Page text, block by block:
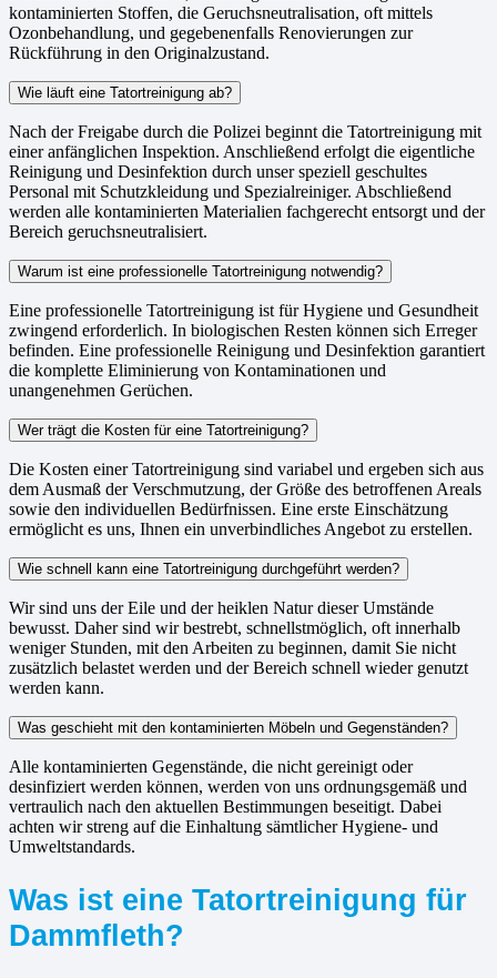
kontaminierten Stoffen, die Geruchsneutralisation, oft mittels
Ozonbehandlung, und gegebenenfalls Renovierungen zur
Rückführung in den Originalzustand.
Wie läuft eine Tatortreinigung ab?
Nach der Freigabe durch die Polizei beginnt die Tatortreinigung mit
einer anfänglichen Inspektion. Anschließend erfolgt die eigentliche
Reinigung und Desinfektion durch unser speziell geschultes
Personal mit Schutzkleidung und Spezialreiniger. Abschließend
werden alle kontaminierten Materialien fachgerecht entsorgt und der
Bereich geruchsneutralisiert.
Warum ist eine professionelle Tatortreinigung notwendig?
Eine professionelle Tatortreinigung ist für Hygiene und Gesundheit
zwingend erforderlich. In biologischen Resten können sich Erreger
befinden. Eine professionelle Reinigung und Desinfektion garantiert
die komplette Eliminierung von Kontaminationen und
unangenehmen Gerüchen.
Wer trägt die Kosten für eine Tatortreinigung?
Die Kosten einer Tatortreinigung sind variabel und ergeben sich aus
dem Ausmaß der Verschmutzung, der Größe des betroffenen Areals
sowie den individuellen Bedürfnissen. Eine erste Einschätzung
ermöglicht es uns, Ihnen ein unverbindliches Angebot zu erstellen.
Wie schnell kann eine Tatortreinigung durchgeführt werden?
Wir sind uns der Eile und der heiklen Natur dieser Umstände
bewusst. Daher sind wir bestrebt, schnellstmöglich, oft innerhalb
weniger Stunden, mit den Arbeiten zu beginnen, damit Sie nicht
zusätzlich belastet werden und der Bereich schnell wieder genutzt
werden kann.
Was geschieht mit den kontaminierten Möbeln und Gegenständen?
Alle kontaminierten Gegenstände, die nicht gereinigt oder
desinfiziert werden können, werden von uns ordnungsgemäß und
vertraulich nach den aktuellen Bestimmungen beseitigt. Dabei
achten wir streng auf die Einhaltung sämtlicher Hygiene- und
Umweltstandards.
Was ist eine Tatortreinigung für
Dammfleth?